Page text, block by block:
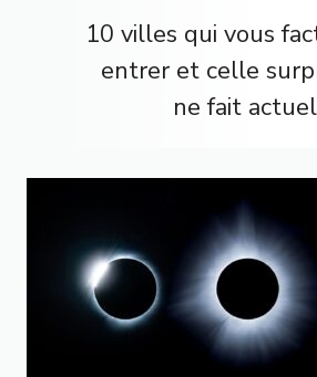
10 villes qui vous
entrer et celle
ne fait